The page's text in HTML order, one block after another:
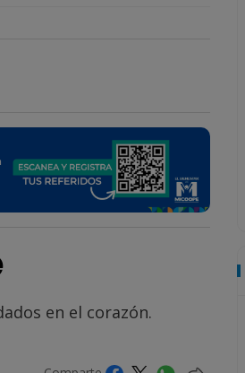
en el corazón.